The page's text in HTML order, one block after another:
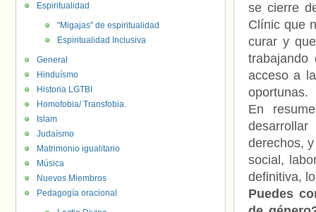
se cierre
Clínic que
curar y
trabajando
acceso a
oportunas.
En
derechos,
social,
definitiva,
Puedes
Espiritualidad
"Migajas" de espiritualidad
Espiritualidad Inclusiva
General
Hinduísmo
Historia LGTBI
Homofobia/ Transfobia.
Islam
Judaísmo
Matrimonio igualitario
Música
Nuevos Miembros
Pedagogía oracional